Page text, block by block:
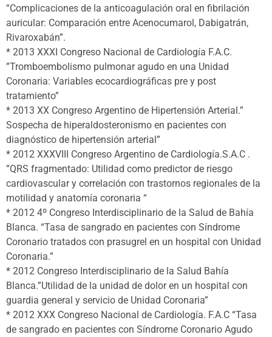
“Complicaciones de la anticoagulación oral en fibrilación
auricular: Comparación entre Acenocumarol, Dabigatrán,
Rivaroxabán”.
* 2013 XXXI Congreso Nacional de Cardiología F.A.C.
”Tromboembolismo pulmonar agudo en una Unidad
Coronaria: Variables ecocardiográficas pre y post
tratamiento”
* 2013 XX Congreso Argentino de Hipertensión Arterial.”
Sospecha de hiperaldosteronismo en pacientes con
diagnóstico de hipertensión arterial”
* 2012 XXXVIII Congreso Argentino de Cardiología.S.A.C .
”QRS fragmentado: Utilidad como predictor de riesgo
cardiovascular y correlación con trastornos regionales de la
motilidad y anatomía coronaria “
* 2012 4º Congreso Interdisciplinario de la Salud de Bahía
Blanca. “Tasa de sangrado en pacientes con Síndrome
Coronario tratados con prasugrel en un hospital con Unidad
Coronaria.”
* 2012 Congreso Interdisciplinario de la Salud Bahía
Blanca.”Utilidad de la unidad de dolor en un hospital con
guardia general y servicio de Unidad Coronaria”
* 2012 XXX Congreso Nacional de Cardiología. F.A.C “Tasa
de sangrado en pacientes con Síndrome Coronario Agudo